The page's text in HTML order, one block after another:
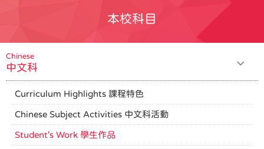
本校科目
Chinese
中文科
Curriculum Highlights 課程特色
Chinese Subject Activities 中文科活動
Student's Work 學生作品